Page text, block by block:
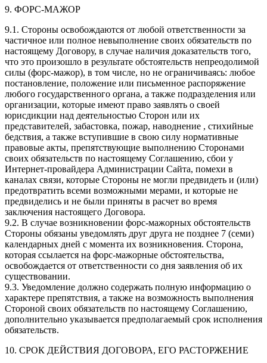
9. ФОРС-МАЖОР
9.1. Стороны освобождаются от любой ответственности за
частичное или полное невыполнение своих обязательств по
настоящему Договору, в случае наличия доказательств того,
что это произошло в результате обстоятельств непреодолимой
силы (форс-мажор), в том числе, но не ограничиваясь: любое
постановление, положение или письменное распоряжение
любого государственного органа, а также подразделения или
организации, которые имеют право заявлять о своей
юрисдикции над деятельностью Сторон или их
представителей, забастовка, пожар, наводнение , стихийные
бедствия, а также вступившие в свою силу нормативные
правовые акты, препятствующие выполнению Сторонами
своих обязательств по настоящему Соглашению, сбои у
Интернет-провайдера Администрации Сайта, помехи в
каналах связи, которые Стороны не могли предвидеть и (или)
предотвратить всеми возможными мерами, и которые не
предвиделись и не были приняты в расчет во время
заключения настоящего Договора.
9.2. В случае возникновении форс-мажорных обстоятельств
Стороны обязаны уведомлять друг друга не позднее 7 (семи)
календарных дней с момента их возникновения. Сторона,
которая ссылается на форс-мажорные обстоятельства,
освобождается от ответственности со дня заявления об их
существовании.
9.3. Уведомление должно содержать полную информацию о
характере препятствия, а также на возможность выполнения
Стороной своих обязательств по настоящему Соглашению,
дополнительно указывается предполагаемый срок исполнения
обязательств.
10. СРОК ДЕЙСТВИЯ ДОГОВОРА, ЕГО РАСТОРЖЕНИЕ